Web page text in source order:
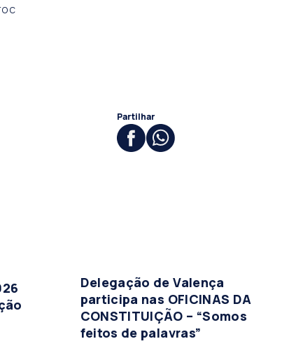
Partilhar
Delegação de Valença
participa nas OFICINAS DA
CONSTITUIÇÃO – “Somos
feitos de palavras”